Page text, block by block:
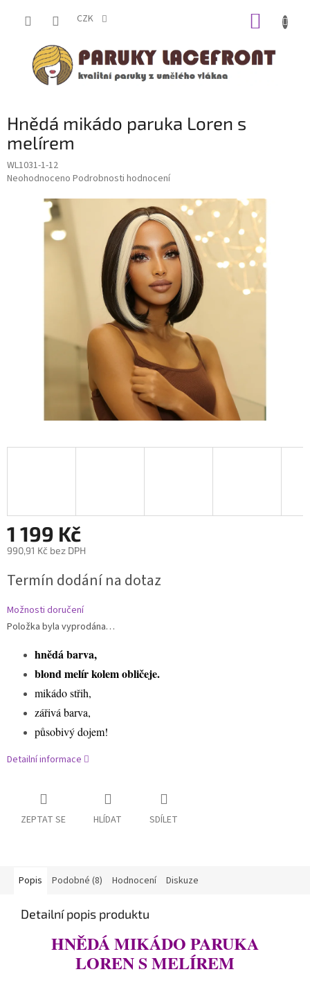
CZK
Hnědá mikádo paruka Loren s
melírem
WL1031-1-12
Průměrné
produktu
Neohodnoceno Podrobnosti hodnocení
1 199 Kč
990,91 Kč bez DPH
cena:
Termín dodání na dotaz
Možnosti doručení
Položka byla vyprodána…
hnědá barva,
blond melír kolem obličeje.
mikádo střih,
zářivá barva,
působivý dojem!
Detailní informace
ZEPTAT SE HLÍDAT SDÍLET
Popis Podobné (8) Hodnocení Diskuze
Detailní popis produktu
HNĚDÁ MIKÁDO PARUKA
LOREN S MELÍREM